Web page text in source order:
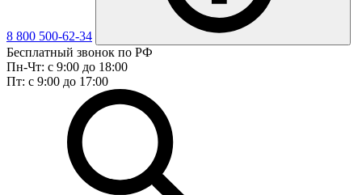
8 800 500-62-34
Бесплатный звонок по РФ
Пн-Чт: с 9:00 до 18:00
Пт: с 9:00 до 17:00